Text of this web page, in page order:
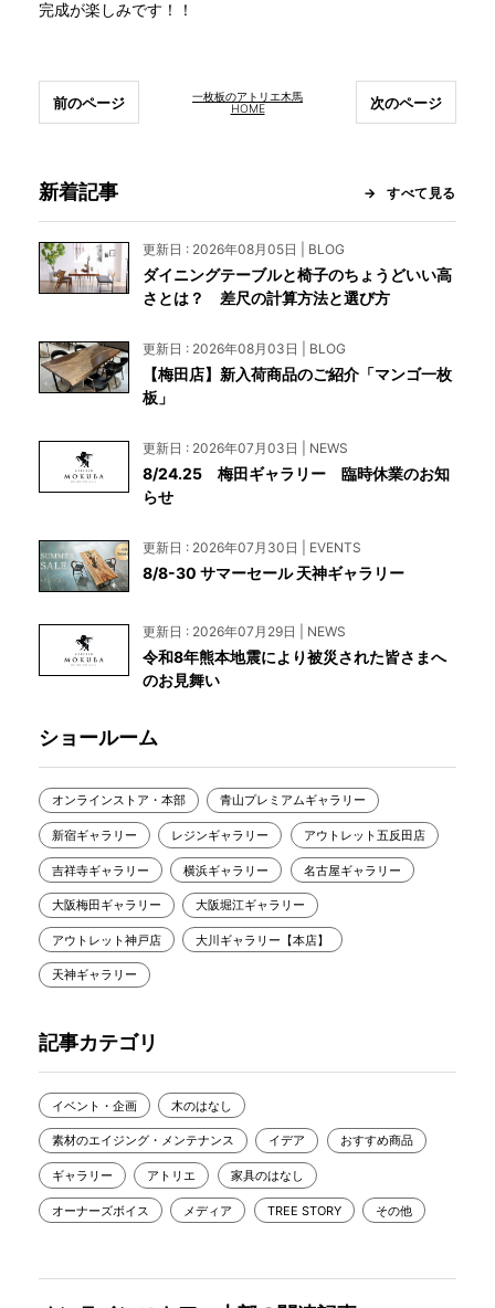
完成が楽しみです！！
一枚板のアトリエ木馬
HOME
前のページ 次のページ
新着記事 すべて見る
更新日 : 2026年08月05日 | BLOG
ダイニングテーブルと椅子のちょうどいい高
さとは？ 差尺の計算方法と選び方
更新日 : 2026年08月03日 | BLOG
【梅田店】新入荷商品のご紹介「マンゴ一枚
板」
更新日 : 2026年07月03日 | NEWS
8/24.25 梅田ギャラリー 臨時休業のお知
らせ
更新日 : 2026年07月30日 | EVENTS
8/8-30 サマーセール 天神ギャラリー
更新日 : 2026年07月29日 | NEWS
令和8年熊本地震により被災された皆さまへ
のお見舞い
ショールーム
オンラインストア・本部 青山プレミアムギャラリー
新宿ギャラリー レジンギャラリー アウトレット五反田店
吉祥寺ギャラリー 横浜ギャラリー 名古屋ギャラリー
大阪梅田ギャラリー 大阪堀江ギャラリー
アウトレット神戸店 大川ギャラリー【本店】
天神ギャラリー
記事カテゴリ
イベント・企画 木のはなし
素材のエイジング・メンテナンス イデア おすすめ商品
ギャラリー アトリエ 家具のはなし
オーナーズボイス メディア TREE STORY その他